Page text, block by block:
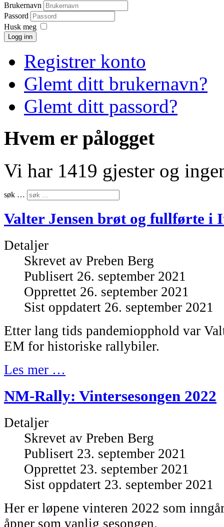
Brukernavn
Passord
Husk meg
Logg inn
Registrer konto
Glemt ditt brukernavn?
Glemt ditt passord?
Hvem er pålogget
Vi har 1419 gjester og
søk …
Valter Jensen brøt og fullførte i
Detaljer
Skrevet av Preben Berg
Publisert 26. september 2021
Opprettet 26. september 2021
Sist oppdatert 26. september 2021
Etter lang tids pandemiopphold var
EM for historiske rallybiler.
Les mer …
NM-Rally: Vintersesongen 2022
Detaljer
Skrevet av Preben Berg
Publisert 23. september 2021
Opprettet 23. september 2021
Sist oppdatert 23. september 2021
Her er løpene vinteren 2022 som
åpner som vanlig sesongen.